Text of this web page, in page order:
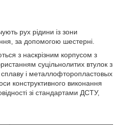
рух рідини із зони
за допомогою шестерні.
з наскрізним корпусом з
суцільнолитих втулок з
сплаву і металлофторопластовых
конструктивного виконання
зі стандартами ДСТУ,